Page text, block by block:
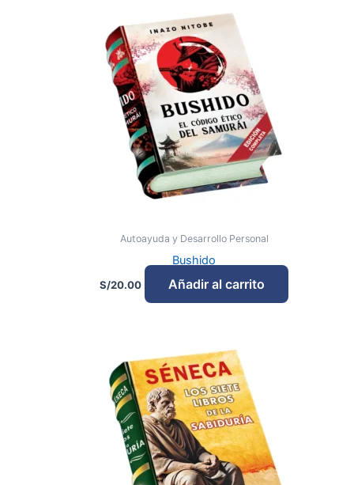
Autoayuda y Desarrollo Personal
Bushido
S/20.00 Añadir al carrito